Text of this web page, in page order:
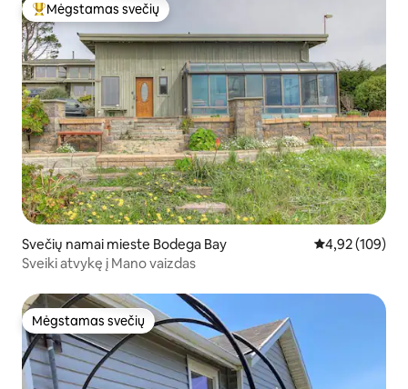
Svečių mėgstamiausias
Mėgstamas svečių
Svečių namai mieste Bodega Bay Vidutinis
4,92 (109)
Sveiki atvykę į Mano vaizdas
Mėgstamas svečių
Mėgstamas svečių